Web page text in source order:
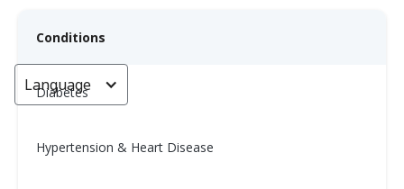
Conditions
Diabetes
Hypertension & Heart Disease
Language
1型糖尿病：其運作原理